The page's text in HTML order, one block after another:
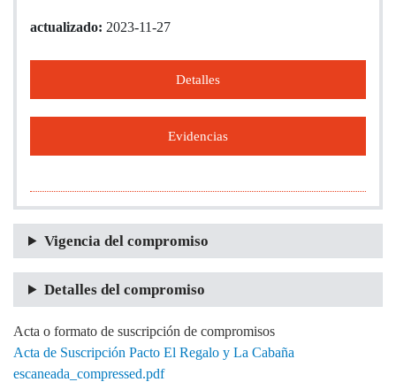
actualizado: 2023-11-27
Detalles
Evidencias
Vigencia del compromiso
Detalles del compromiso
Acta o formato de suscripción de compromisos
Acta de Suscripción Pacto El Regalo y La Cabaña
escaneada_compressed.pdf